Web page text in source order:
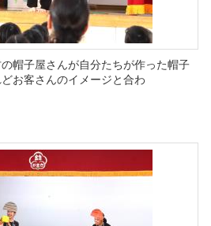
帽子屋さんが自分たちが作った帽子
お客さんのイメージと合わ